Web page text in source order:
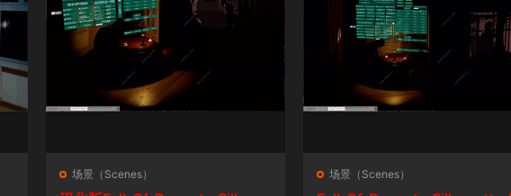
场景（Scenes） 场景（Scenes）